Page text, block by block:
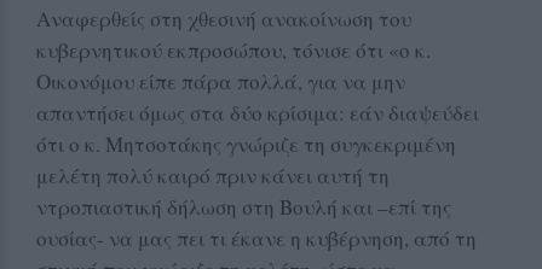
Αναφερθείς στη χθεσινή ανακοίνωση του
κυβερνητικού εκπροσώπου, τόνισε ότι «ο κ.
Οικονόμου είπε πάρα πολλά, για να μην
απαντήσει όμως στα δύο κρίσιμα: εάν διαψεύδει
ότι ο κ. Μητσοτάκης γνώριζε τη συγκεκριμένη
μελέτη πολύ καιρό πριν κάνει αυτή τη
ντροπιαστική δήλωση στη Βουλή και –επί της
ουσίας- να μας πει τι έκανε η κυβέρνηση, από τη